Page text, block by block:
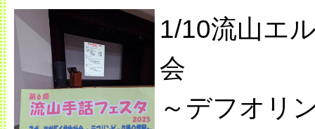
1/10流山エ
会
～デフオリ